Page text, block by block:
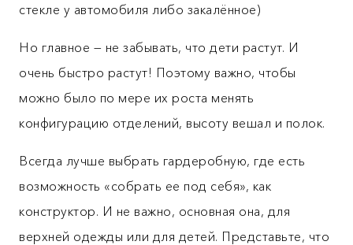
стекле у автомобиля либо закалённое)
Но главное — не забывать, что дети растут. И
очень быстро растут! Поэтому важно, чтобы
можно было по мере их роста менять
конфигурацию отделений, высоту вешал и полок.
Всегда лучше выбрать гардеробную, где есть
возможность «собрать ее под себя», как
конструктор. И не важно, основная она, для
верхней одежды или для детей. Представьте, что